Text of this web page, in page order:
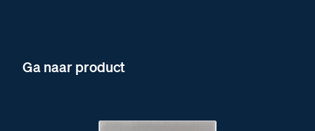
Ga naar product